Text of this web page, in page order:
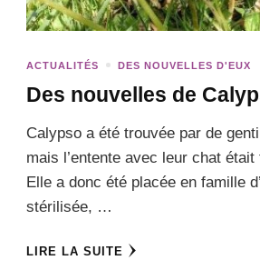
ACTUALITÉS DES NOUVELLES D'EUX
Des nouvelles de
Calypso a été trouvée par de
mais l’entente avec leur chat
Elle a donc été placée en famille
stérilisée, …
LIRE LA SUITE